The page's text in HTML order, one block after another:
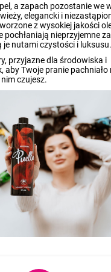
a zapach pozostanie we
elegancki i
z wysokiej jakości
pochłaniają nieprzyjemne
je nutami czystości i luksusu.
przyjazne dla środowiska i
aby Twoje pranie pachniało
czujesz.